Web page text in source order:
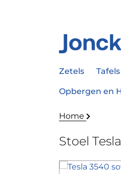
Zetels Tafels
Opbergen en
Home
Stoel